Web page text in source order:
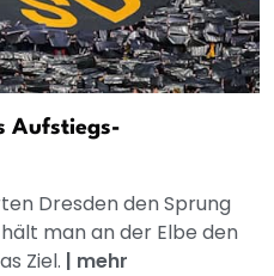
Aufstiegs-
Dresden den Sprung
man an der Elbe den
Ziel. | mehr